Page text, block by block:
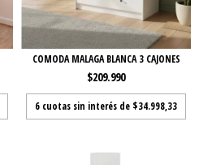
COMODA MALAGA BLANCA 3 CAJONES
$209.990
6 cuotas sin interés de $34.998,33